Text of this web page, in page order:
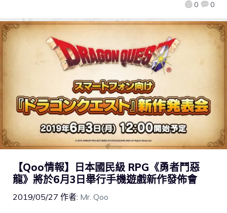
0 0
【Qoo情報】日本國民級 RPG《勇者鬥惡
龍》將於6月3日舉行手機遊戲新作發佈會
2019/05/27 作者: Mr. Qoo